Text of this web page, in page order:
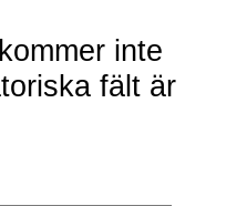
inte
fält är